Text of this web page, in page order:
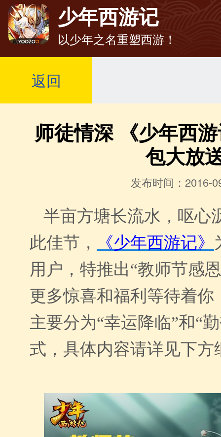
少年西游记
以少年之名重塑西游！
返回
师徒情深 《少年西
包大放
发布时间：2016-
半亩方塘长流水，呕心
此佳节，
《少年西游记》
用户，特推出“教师节感
更多惊喜和福利等待着你
主要分为“幸运降临”和“
式，具体内容请详见下方